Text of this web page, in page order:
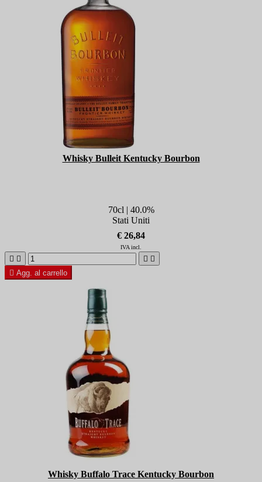
Whisky Bulleit Kentucky Bourbon
70cl | 40.0%
Stati Uniti
€ 26,84
IVA incl.
   
 Agg. al carrello
Whisky Buffalo Trace Kentucky Bourbon